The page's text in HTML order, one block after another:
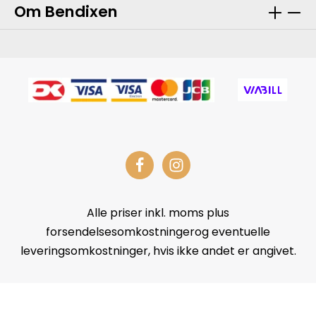
Om Bendixen
Alle priser inkl. moms plus
forsendelsesomkostningerog eventuelle
leveringsomkostninger, hvis ikke andet er angivet.